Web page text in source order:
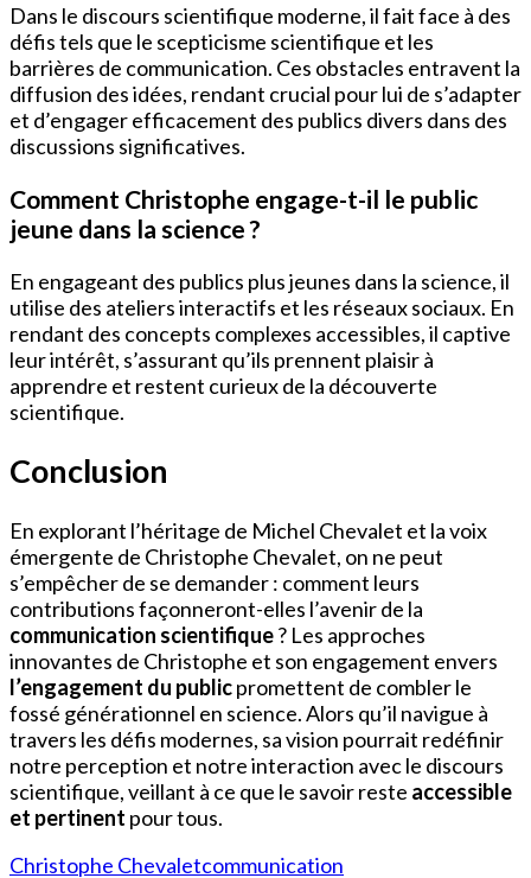
Dans le discours scientifique moderne, il fait face à des
défis tels que le scepticisme scientifique et les
barrières de communication. Ces obstacles entravent la
diffusion des idées, rendant crucial pour lui de s’adapter
et d’engager efficacement des publics divers dans des
discussions significatives.
Comment Christophe engage-t-il le public
jeune dans la science ?
En engageant des publics plus jeunes dans la science, il
utilise des ateliers interactifs et les réseaux sociaux. En
rendant des concepts complexes accessibles, il captive
leur intérêt, s’assurant qu’ils prennent plaisir à
apprendre et restent curieux de la découverte
scientifique.
Conclusion
En explorant l’héritage de Michel Chevalet et la voix
émergente de Christophe Chevalet, on ne peut
s’empêcher de se demander : comment leurs
contributions façonneront-elles l’avenir de la
communication scientifique? Les approches
innovantes de Christophe et son engagement envers
l’engagement du publicpromettent de combler le
fossé générationnel en science. Alors qu’il navigue à
travers les défis modernes, sa vision pourrait redéfinir
notre perception et notre interaction avec le discours
scientifique, veillant à ce que le savoir reste accessible
et pertinent pour tous.
Christophe Chevaletcommunication